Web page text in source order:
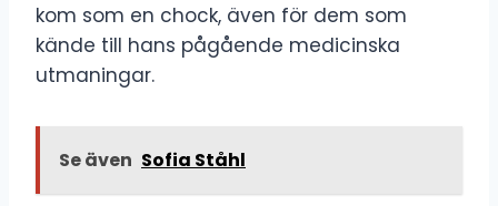
kom som en chock, även för dem som
kände till hans pågående medicinska
utmaningar.
Se även Sofia Ståhl